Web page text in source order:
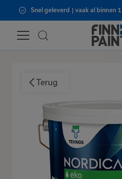
Snel geleverd | vaak al binnen
Terug